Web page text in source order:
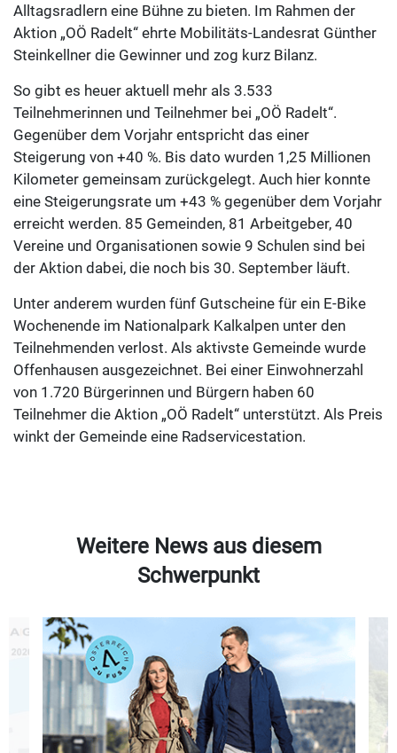
Alltagsradlern eine Bühne zu bieten. Im Rahmen der
Aktion „OÖ Radelt“ ehrte Mobilitäts-Landesrat Günther
Steinkellner die Gewinner und zog kurz Bilanz.
So gibt es heuer aktuell mehr als 3.533
Teilnehmerinnen und Teilnehmer bei „OÖ Radelt“.
Gegenüber dem Vorjahr entspricht das einer
Steigerung von +40 %. Bis dato wurden 1,25 Millionen
Kilometer gemeinsam zurückgelegt. Auch hier konnte
eine Steigerungsrate um +43 % gegenüber dem Vorjahr
erreicht werden. 85 Gemeinden, 81 Arbeitgeber, 40
Vereine und Organisationen sowie 9 Schulen sind bei
der Aktion dabei, die noch bis 30. September läuft.
Unter anderem wurden fünf Gutscheine für ein E-Bike
Wochenende im Nationalpark Kalkalpen unter den
Teilnehmenden verlost. Als aktivste Gemeinde wurde
Offenhausen ausgezeichnet. Bei einer Einwohnerzahl
von 1.720 Bürgerinnen und Bürgern haben 60
Teilnehmer die Aktion „OÖ Radelt“ unterstützt. Als Preis
winkt der Gemeinde eine Radservicestation.
Weitere News aus diesem
Schwerpunkt